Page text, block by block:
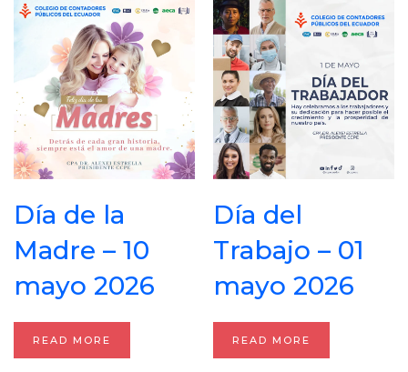
Día de la
Madre – 10
mayo 2026
READ MORE
Día del
Trabajo – 01
mayo 2026
READ MORE